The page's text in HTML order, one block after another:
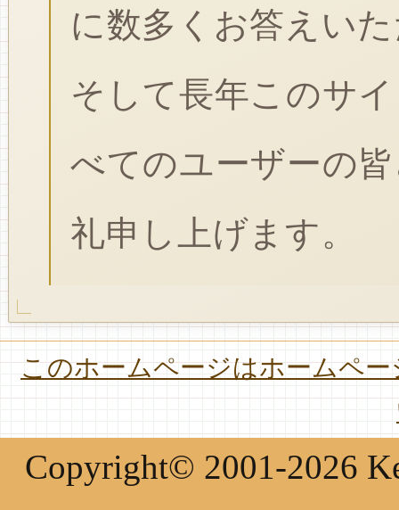
に数多くお答えい
そして長年このサ
べてのユーザーの
礼申し上げます。
このホームページはホームペ
Copyright© 2001-2026